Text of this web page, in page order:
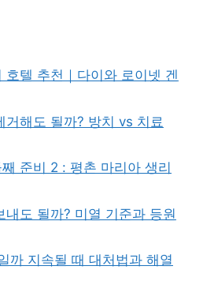
호텔 추천｜다이와 로이넷 겐
거해도 될까? 방치 vs 치료
준비 2 : 평촌 마리아 생리
내도 될까? 미열 기준과 등원
까 지속될 때 대처법과 해열